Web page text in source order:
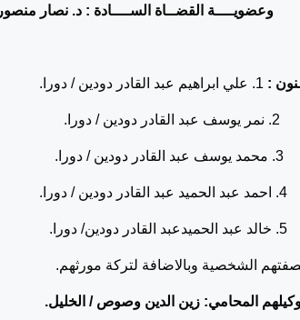
وعضويــــة القضــاة الســــادة : د. نصار منصور
:
الشخصية وبالاضافة لتركة مورثهم.
المحامي: زين الدين وصوص / الخليل.